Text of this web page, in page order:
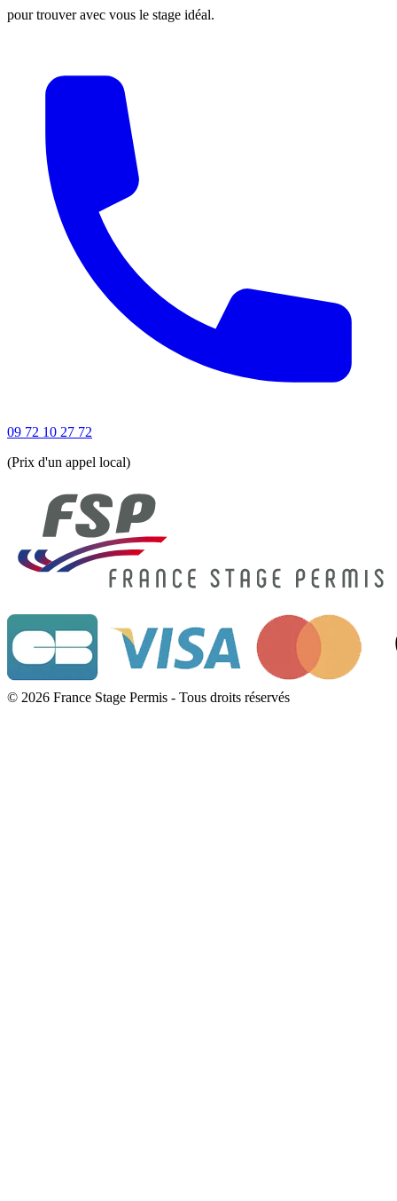
pour trouver avec vous le stage idéal.
09 72 10 27 72
(Prix d'un appel local)
© 2026 France Stage Permis - Tous droits réservés